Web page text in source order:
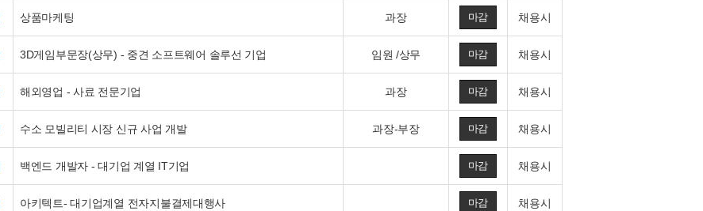
상품마케팅 과장 마감 채용시
3D게임부문장(상무) - 중견 소프트웨어 솔루선 기업 임원 /상무 마감 채용시
해외영업 - 사료 전문기업 과장 마감 채용시
수소 모빌리티 시장 신규 사업 개발 과장-부장 마감 채용시
백엔드 개발자 - 대기업 계열 IT기업 마감 채용시
아키텍트- 대기업계열 전자지불결제대행사 마감 채용시